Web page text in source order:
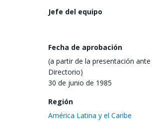
Jefe del equipo
Fecha de aprobación
(a partir de la presentación ante
Directorio)
30 de junio de 1985
Región
América Latina y el Caribe